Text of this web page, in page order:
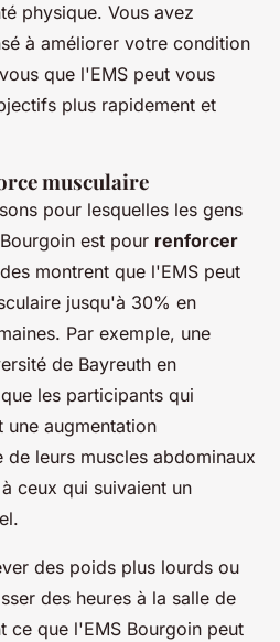
physique. Vous avez
à améliorer votre condition
que l'EMS peut vous
plus rapidement et
musculaire
pour lesquelles les gens
est pour renforcer
montrent que l'EMS peut
jusqu'à 30% en
Par exemple, une
de Bayreuth en
les participants qui
une augmentation
leurs muscles abdominaux
ceux qui suivaient un
des poids plus lourds ou
des heures à la salle de
ce que l'EMS Bourgoin peut